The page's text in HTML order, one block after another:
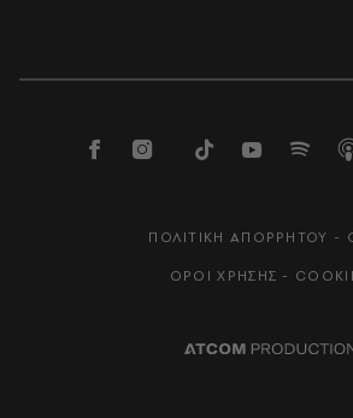
ΠΟΛΙΤΙΚΗ ΑΠΟΡΡΗΤΟΥ -
ΟΡΟΙ ΧΡΗΣΗΣ -